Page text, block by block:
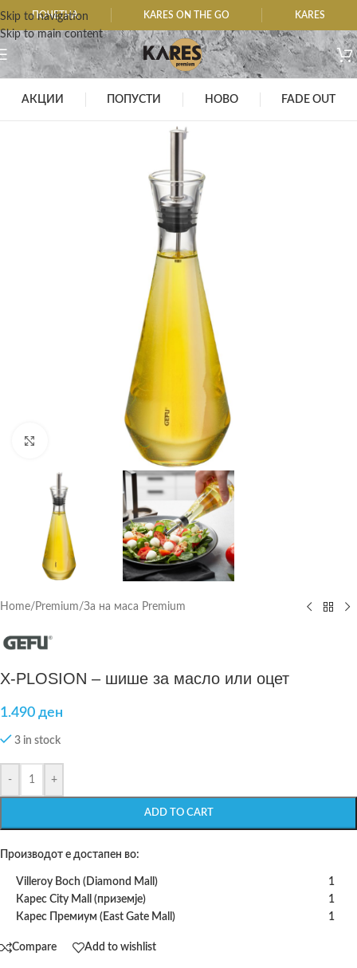
Skip to navigation
Skip to main content
ПОЧЕТНА KARES ON THE GO KARES
АКЦИИ ПОПУСТИ НОВО FADE OUT
Home/ Premium/За на маса Premium
X-PLOSION – шише за масло или оцет
1.490 ден
3 in stock
- +
ADD TO CART
Производот е достапен во:
Villeroy Boch (Diamond Mall)
1
Карес City Mall (приземје)
1
Карес Премиум (East Gate Mall)
1
Compare Add to wishlist